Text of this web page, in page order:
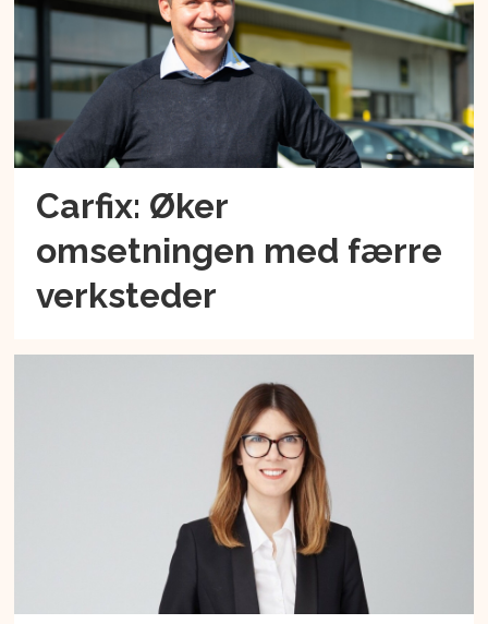
Carfix: Øker
omsetningen med færre
verksteder